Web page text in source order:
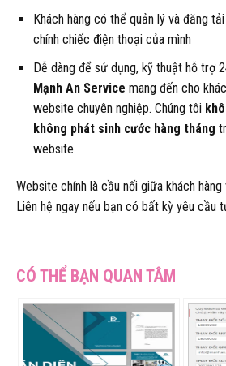
Khách hàng có thể quản lý và đăng
chính chiếc điện thoại của mình
Dễ dàng để sử dụng, kỹ thuật hỗ trợ
Mạnh An Service mang đến cho
website chuyên nghiệp. Chúng tôi
không phát sinh cước hàng tháng
website.
Website chính là cầu nối giữa khách
Liên hệ ngay nếu bạn có bất kỳ yêu cầu